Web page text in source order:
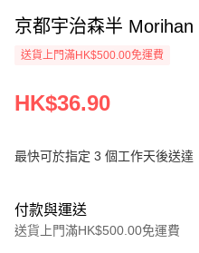
送貨上門滿HK$500.00免運費
HK$36.90
最快可於指定 3 個工作天後送達
付款與運送
送貨上門滿HK$500.00免運費